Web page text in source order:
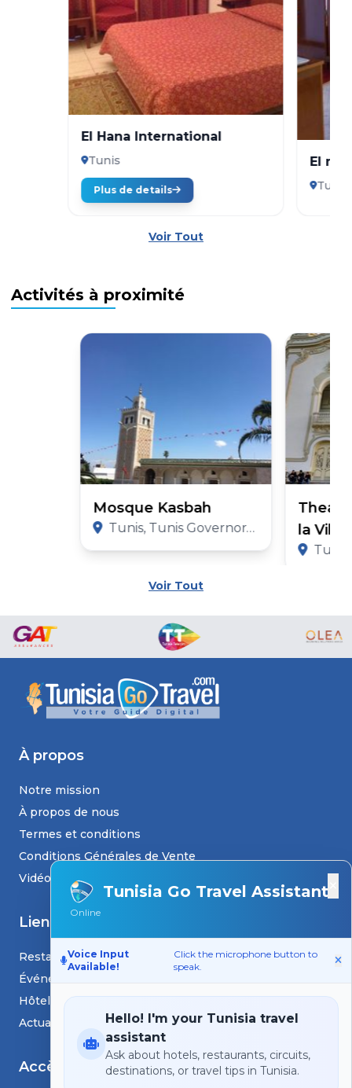
El Hana International
Tunis
Plus de details
El
Tunis
Voir Tout
Activités à proximité
Mosque Kasbah
Tunis, Tunis Governorate
la Ville
Tunis,
Voir Tout
Tunisia Go Travel Assistant
Online
Voice Input
Available!
Click the microphone button to
speak.
Hello! I'm your Tunisia travel
assistant
Ask about hotels, restaurants, circuits,
destinations, or travel tips in Tunisia.
À propos
Notre mission
À propos de nous
Termes et conditions
Conditions Générales de Vente
Vidéos
Liens
Restaurants
Événements
Hôtels
Actualités et blogs
Accès